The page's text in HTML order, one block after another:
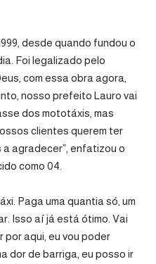
desde quando fundou o
Foi legalizado pelo
com essa obra agora,
nosso prefeito Lauro vai
dos mototáxis, mas
clientes querem ter
agradecer”, enfatizou o
como 04.
Paga uma quantia só, um
Isso aí já está ótimo. Vai
aqui, eu vou poder
dor de barriga, eu posso ir